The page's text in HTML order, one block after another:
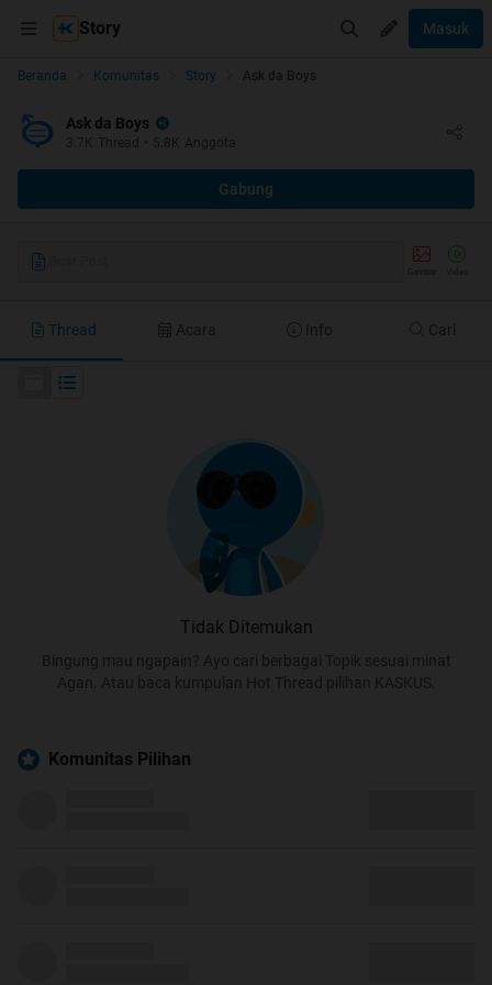
Story Masuk
Beranda Komunitas Story Ask da Boys
Ask da Boys
3.7K Thread • 5.8K Anggota
Gabung
Thread Acara Info Cari
Tidak Ditemukan
Bingung mau ngapain? Ayo cari berbagai Topik sesuai minat
Agan. Atau baca kumpulan Hot Thread pilihan KASKUS.
Komunitas Pilihan